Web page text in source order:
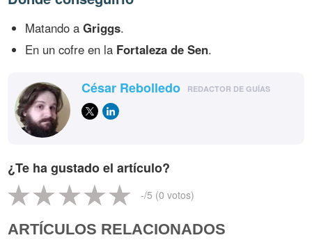
Matando aGriggs.
En un cofre en la Fortaleza de Sen.
César Rebolledo REDACTOR DE GUÍAS
¿Te ha gustado el artículo?
-/5 (0 votos)
ARTÍCULOS RELACIONADOS